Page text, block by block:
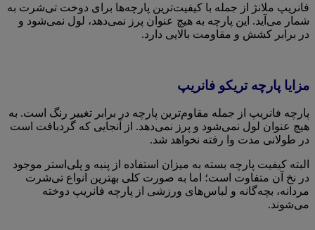
فانریپ ملانژ از جمله با کیفیت‌ترین پارچه‌ها برای دوخت تی‌شرت به
شمار می‌آید. این پارچه به هیچ عنوان پرز نمی‌دهد، لول نمی‌شود و
در برابر کشش و مقاومت بالایی دارد.
مزایا پارچه تریکو فانریپ
پارچه فانریپ از جمله مقاوم‌ترین پارچه در برابر تغییر رنگ است. به
هیچ عنوان لول نمی‌شود و پرز نمی‌دهد. از آنجایی که گردبافت است
در طولانی مدت وا رفته نخواهد شد.
البته کیفیت پارچه بسته به میزان استفاده از پنبه و پلی‌استر موجود
در نخ آن متفاوت است؛ اما به صورت کلی بهترین انواع تی‌شرت
مردانه، بچه‌گانه و لباس‌های ورزشی از پارچه فانریپ دوخته
می‌شوند.